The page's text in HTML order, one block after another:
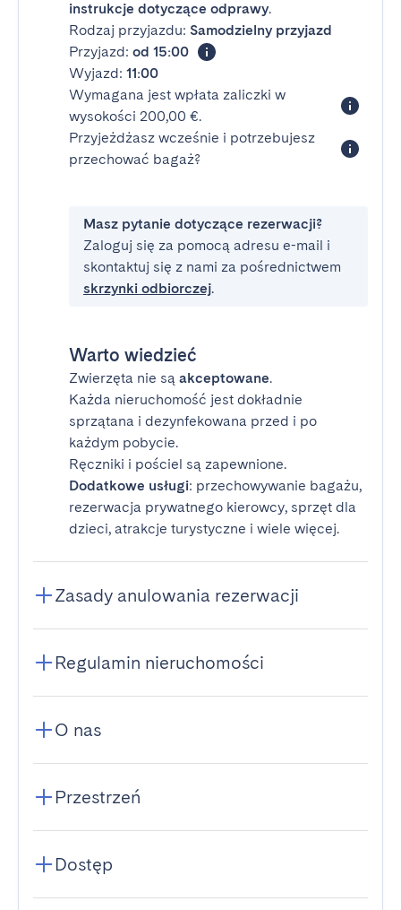
instrukcje dotyczące odprawy.
Rodzaj przyjazdu: Samodzielny przyjazd
Przyjazd: od 15:00
Wyjazd: 11:00
Wymagana jest wpłata zaliczki w
wysokości 200,00 €.
Przyjeżdżasz wcześnie i potrzebujesz
przechować bagaż?
Masz pytanie dotyczące rezerwacji?
Zaloguj się za pomocą adresu e-mail i
skontaktuj się z nami za pośrednictwem
skrzynki odbiorczej.
Warto wiedzieć
Zwierzęta nie są akceptowane.
Każda nieruchomość jest dokładnie
sprzątana i dezynfekowana przed i po
każdym pobycie.
Ręczniki i pościel są zapewnione.
Dodatkowe usługi: przechowywanie bagażu,
rezerwacja prywatnego kierowcy, sprzęt dla
dzieci, atrakcje turystyczne i wiele więcej.
Zasady anulowania rezerwacji
Regulamin nieruchomości
O nas
Przestrzeń
Dostęp